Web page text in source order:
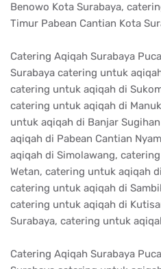
Benowo Kota Surabaya,
Timur Pabean Cantian Kota
Catering Aqiqah Surabaya
Surabaya catering untuk
catering untuk aqiqah di
catering untuk aqiqah di
untuk aqiqah di Banjar
aqiqah di Pabean Cantian
aqiqah di Simolawang,
Wetan, catering untuk aqiqah
catering untuk aqiqah di
catering untuk aqiqah di
Surabaya, catering untuk
Catering Aqiqah Surabaya